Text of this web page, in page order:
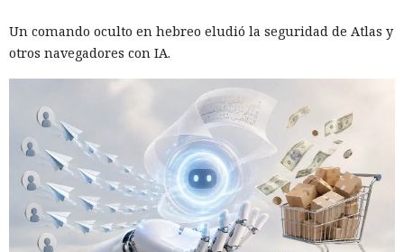
Un comando oculto en hebreo eludió la seguridad de Atlas y
otros navegadores con IA.